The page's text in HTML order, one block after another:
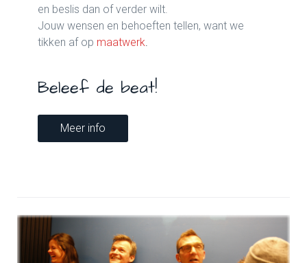
en beslis dan of verder wilt.
Jouw wensen en behoeften tellen, want we
tikken af op maatwerk.
Beleef de beat!
Meer info